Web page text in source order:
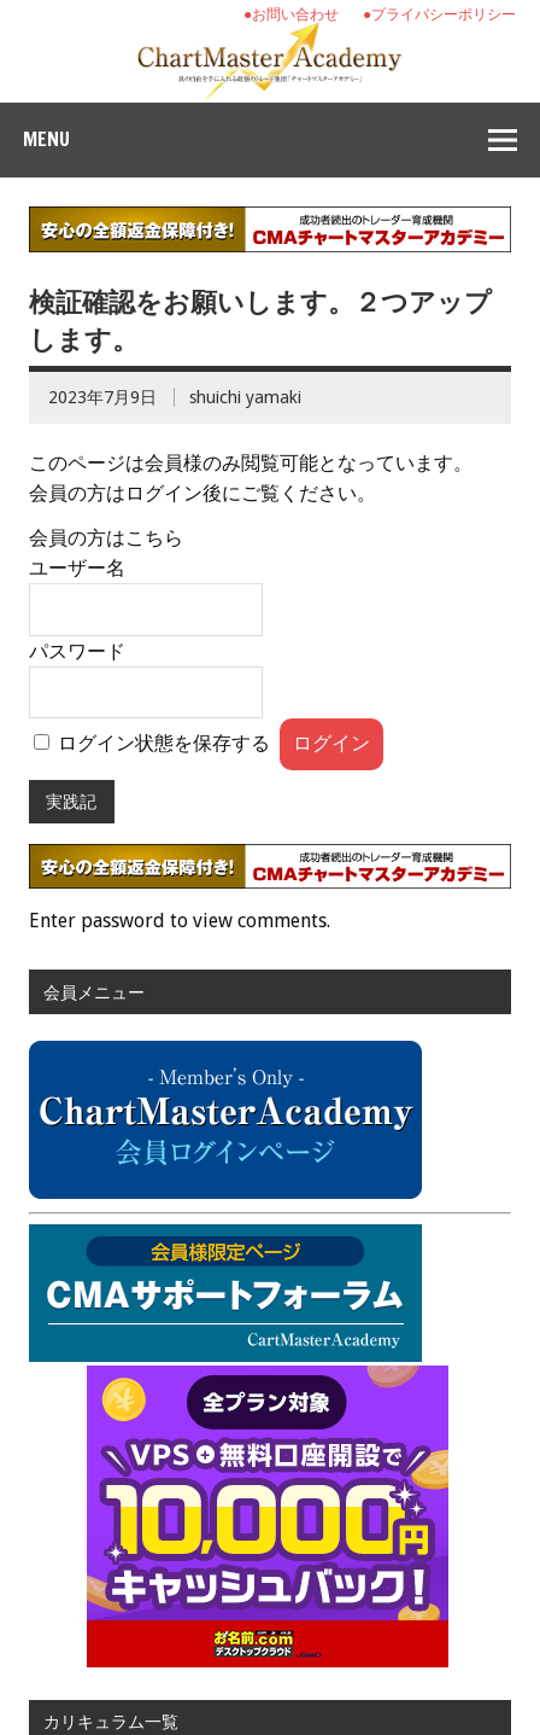
●プライバシーポリシー
●お問い合わせ
MENU
検証確認をお願いします。２つアップ
します。
2023年7月9日 shuichi yamaki
このページは会員様のみ閲覧可能となっています。
会員の方はログイン後にご覧ください。
会員の方はこちら
ユーザー名
パスワード
ログイン状態を保存する
実践記
Enter password to view comments.
会員メニュー
カリキュラム一覧